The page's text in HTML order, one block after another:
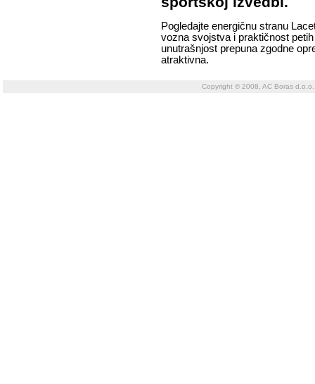
Pogledajte energičnu stranu
vozna svojstva i praktičnost
unutrašnjost prepuna zgodne
atraktivna.
Copyright © 2008, AC Boras